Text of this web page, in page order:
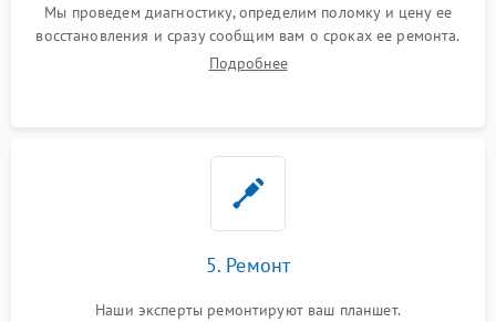
Мы проведем диагностику, определим поломку и цену ее
восстановления и сразу сообщим вам о сроках ее ремонта.
Подробнее
5. Ремонт
Наши эксперты ремонтируют ваш планшет.